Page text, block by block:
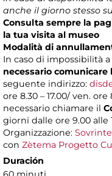
anche il giorno stesso
Consulta sempre la
la tua visita al museo
Modalità di
In caso di impossibilità
necessario
seguente indirizzo:
ore 8.30 – 17.00/ ven. ore
necessario chiamare il
giorni dalle ore 9.00 alle
Organizzazione:
con Zètema Progetto
Duración